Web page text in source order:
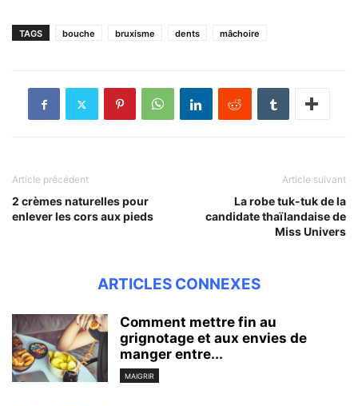
TAGS bouche bruxisme dents mâchoire
Article précédent
2 crèmes naturelles pour
enlever les cors aux pieds
Article suivant
La robe tuk-tuk de la
candidate thaïlandaise de
Miss Univers
ARTICLES CONNEXES
Comment mettre fin au
grignotage et aux envies de
manger entre...
MAIGRIR